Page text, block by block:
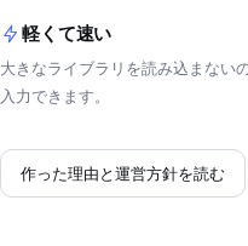
軽くて速い
大きなライブラリを読み込まない
入力できます。
作った理由と運営方針を読む